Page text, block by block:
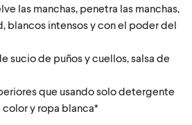
las manchas, penetra las manchas,
blancos intensos y con el poder del
sucio de puños y cuellos, salsa de
que usando solo detergente
color y ropa blanca*